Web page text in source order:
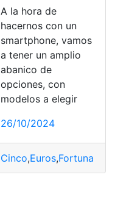
A la hora de
hacernos con un
smartphone, vamos
a tener un amplio
abanico de
opciones, con
modelos a elegir
26/10/2024
Cinco,Euros,Fortuna